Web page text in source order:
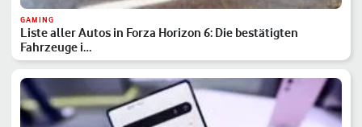
GAMING
Liste aller Autos in Forza Horizon 6: Die bestätigten
Fahrzeuge i…